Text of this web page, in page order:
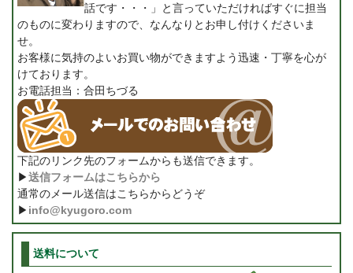
話です・・・」と言っていただければすぐに担当
のものに変わりますので、なんなりとお申し付けくださいま
せ。
お客様に気持のよいお買い物ができますよう迅速・丁寧を心が
けております。
お電話担当：合田ちづる
下記のリンク先のフォームからも送信できます。
▶送信フォームはこちらから
通常のメール送信はこちらからどうぞ
▶ info@kyugoro.com
送料について